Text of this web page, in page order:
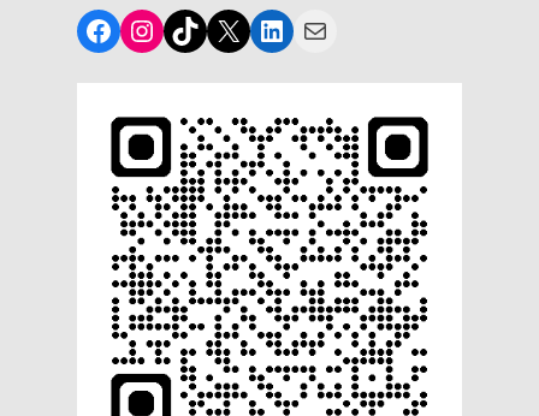
Facebook
Instagram
TikTok
X LinkedIn
Mail